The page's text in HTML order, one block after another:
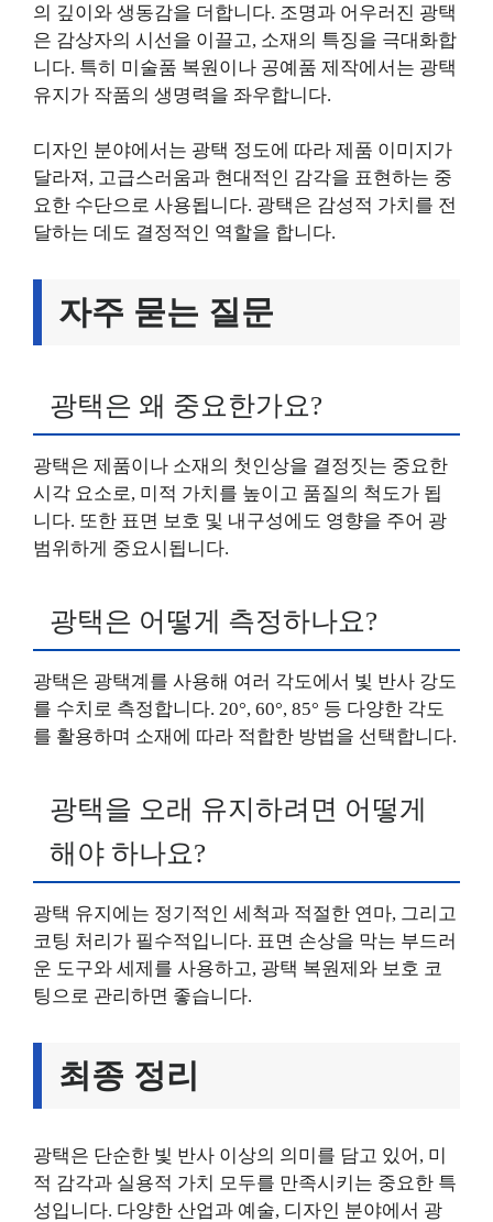
의 깊이와 생동감을 더합니다. 조명과 어우러진 광택
은 감상자의 시선을 이끌고, 소재의 특징을 극대화합
니다. 특히 미술품 복원이나 공예품 제작에서는 광택
유지가 작품의 생명력을 좌우합니다.
디자인 분야에서는 광택 정도에 따라 제품 이미지가
달라져, 고급스러움과 현대적인 감각을 표현하는 중
요한 수단으로 사용됩니다. 광택은 감성적 가치를 전
달하는 데도 결정적인 역할을 합니다.
자주 묻는 질문
광택은 왜 중요한가요?
광택은 제품이나 소재의 첫인상을 결정짓는 중요한
시각 요소로, 미적 가치를 높이고 품질의 척도가 됩
니다. 또한 표면 보호 및 내구성에도 영향을 주어 광
범위하게 중요시됩니다.
광택은 어떻게 측정하나요?
광택은 광택계를 사용해 여러 각도에서 빛 반사 강도
를 수치로 측정합니다. 20°, 60°, 85° 등 다양한 각도
를 활용하며 소재에 따라 적합한 방법을 선택합니다.
광택을 오래 유지하려면 어떻게
해야 하나요?
광택 유지에는 정기적인 세척과 적절한 연마, 그리고
코팅 처리가 필수적입니다. 표면 손상을 막는 부드러
운 도구와 세제를 사용하고, 광택 복원제와 보호 코
팅으로 관리하면 좋습니다.
최종 정리
광택은 단순한 빛 반사 이상의 의미를 담고 있어, 미
적 감각과 실용적 가치 모두를 만족시키는 중요한 특
성입니다. 다양한 산업과 예술, 디자인 분야에서 광